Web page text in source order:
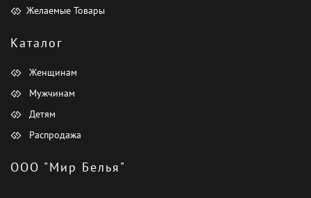
Желаемые Товары
Каталог
Женщинам
Мужчинам
Детям
Распродажа
ООО "Мир Белья"